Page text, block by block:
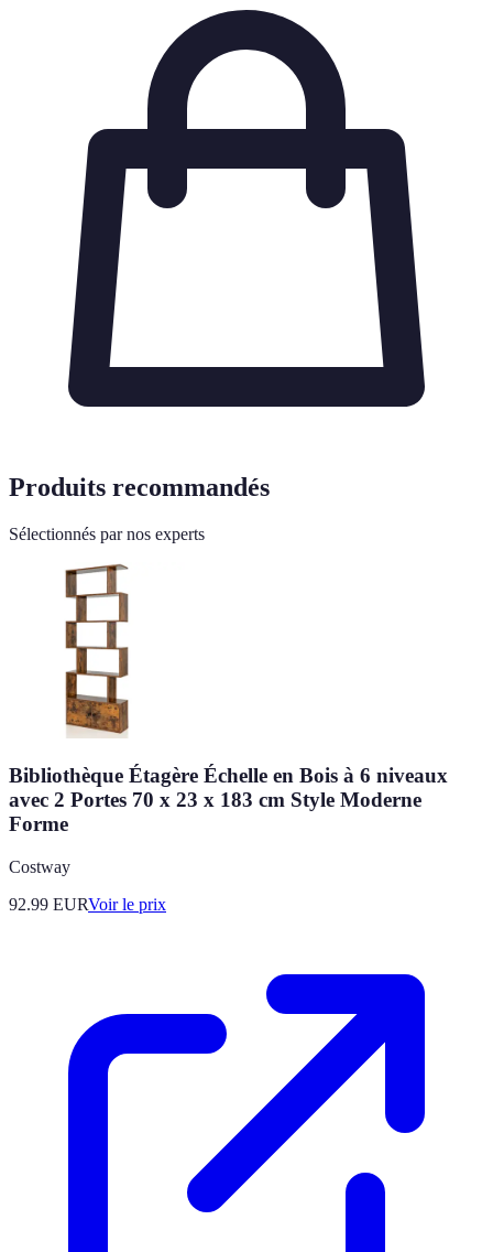
Produits recommandés
Sélectionnés par nos experts
Bibliothèque Étagère Échelle en Bois à 6 niveaux
avec 2 Portes 70 x 23 x 183 cm Style Moderne
Forme
Costway
92.99 EURVoir le prix